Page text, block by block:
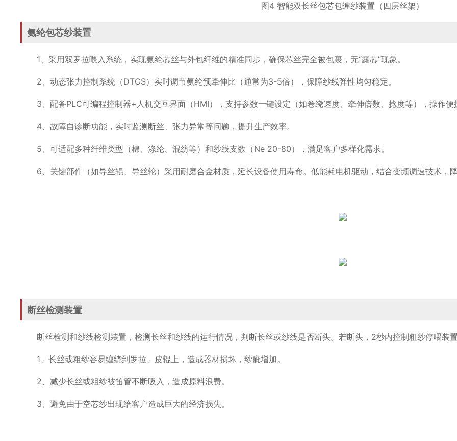
图4 智能双长丝包芯包缠纱装置（四层丝架）
氨纶包芯纱装置
1、采用双罗拉喂入系统，实现氨纶芯丝与外包纤维的精准同步，确保芯丝完全被包裹，无“露芯”现象。
2、动态张力控制系统（DTCS）实时调节氨纶预牵伸比（通常为3-5倍），保障纱线弹性均匀稳定。
3、配备PLC可编程控制器+人机交互界面（HMI），支持参数一键设定（如卷绕速度、牵伸倍数、捻度等），操作便
4、故障自诊断功能，实时监测断丝、张力异常等问题，提升生产效率。
5、可适配多种纤维类型（棉、涤纶、混纺等）和纱线支数（Ne 20-80），满足客户多样化需求。
6、关键部件（如导丝辊、导丝轮）采用耐磨合金材质，延长设备使用寿命。低能耗电机驱动，结合变频调速技术，
断丝检测装置
断丝检测和纱线检测装置，检测长丝和纱线的运行情况，判断长丝或纱线是否断头。若断头，2秒内控制粗纱停喂装
1、长丝或粗纱容易缠绕到罗拉、皮辊上，造成器材损坏，纱疵增加。
2、减少长丝或粗纱被笛管不断吸入，造成原料浪费。
3、避免由于空芯纱出现给客户造成巨大的经济损失。